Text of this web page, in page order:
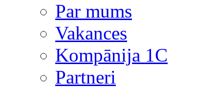
Par mums
Vakances
Kompānija 1С
Partneri